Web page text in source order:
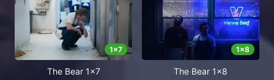
1x7
The Bear 1x7
1x8
The Bear 1x8